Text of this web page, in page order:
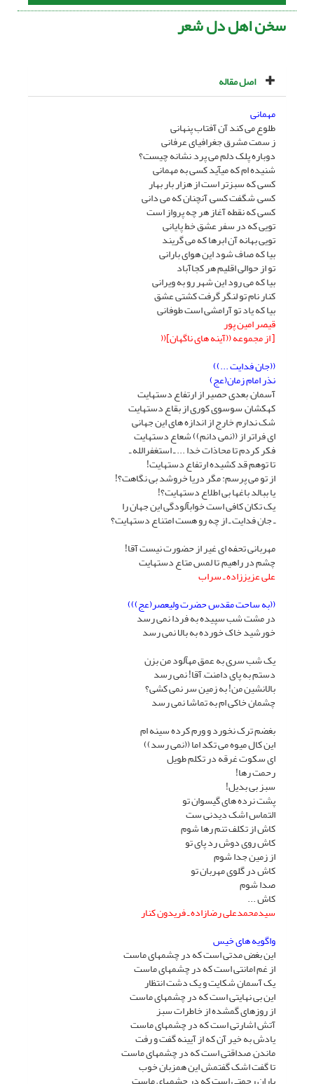
سخن اهل دل شعر
اصل مقاله
مهمانى
طلوع مى کند آن آفتاب پنهانى
ز سمت مشرق جغرافیاى عرفانى
دوباره پلک دلم مى پرد, نشانه چیست؟
شنیده ام که مىآید کسى به مهمانى
کسى که سبزتر است از هزار بار بهار
کسى, شگفت کسى, آنچنان که مى دانى
کسى که نقطه آغاز هر چه پرواز است
تویى که در سفر عشق خط پایانى
تویى بهانه آن ابرها که مى گریند
بیا که صاف شود این هواى بارانى
تو از حوالى اقلیم هر کجاآباد
بیا که مى رود این شهر رو به ویرانى
کنار نام تو لنگر گرفت کشتى عشق
بیا که یاد تو آرامشى است طوفانى
قیصر امین پور
[ از مجموعه ((آینه هاى ناگهان]((
((جان فدایت ...))
نذر امام زمان(عج)
آسمان, بعدى حصیر از ارتفاع دستهایت
کهکشان, سوسوى کورى از بقاع دستهایت
شک ندارم, خارج از اندازه هاى این جهانى
اى فراتر از ((نمى دانم)) شعاع دستهایت
فکر کردم تا محاذات خدا ... ـ استغفرالله ـ
تا توهم قد کشیده ارتفاع دستهایت!
از تو مى پرسم: مگر دریا خروشد بى نگاهت؟!
یا ببالد باغها بى اطلاع دستهایت؟!
یک تکان کافى است خوابآلودگى این جهان را
ـ جان فدایت ـ از چه رو هست امتناع دستهایت؟
مهربانى تحفه اى غیر از حضورت نیست آقا!
چشم در راهیم, تا لمس متاع دستهایت
على عزیززاده ـ سراب
((به ساحت مقدس حضرت ولیعصر(عج)))
در مشت شب سپیده به فردا نمى رسد
خورشید خاک خورده به بالا نمى رسد
یک شب سرى به عمق مهآلود من بزن
دستم به پاى دامنت, آقا! نمى رسد
بالانشین من! به زمین سر نمى کشى؟
چشمان خاکى ام به تماشا نمى رسد
بغضم ترک نخورد و ورم کرده سینه ام
این کال میوه مى تکد اما ((نمى رسد))
اى سکوت غرقه در تکلم طویل
رحمت رها!
سبز بى بدیل!
پشت نرده هاى گیسوان تو
التماس اشک دیدنى ست
کاش از تکلف تنم رها شوم
کاش روى دوش رد پاى تو
از زمین جدا شوم
کاش در گلوى مهربان تو
صدا شوم
کاش ...
سیدمحمدعلى رضازاده ـ فریدون کنار
واگویه هاى خیس
این بغض مدتى است که در چشمهاى ماست
از غم امانتى است که در چشمهاى ماست
یک آسمان شکایت و یک دشت انتظار
این بى نهایتى است که در چشمهاى ماست
از روزهاى گمشده از خاطرات سبز
آتش اشارتى است که در چشمهاى ماست
یادش به خیر آن که از آیینه گفت و رفت
ماندن, صداقتى است که در چشمهاى ماست
تا گفت اشک گفتمش این همزبان خوب